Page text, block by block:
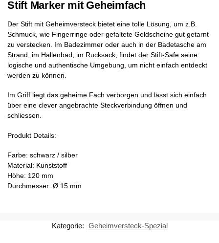
Stift Marker mit Geheimfach
Der Stift mit Geheimversteck bietet eine tolle Lösung, um z.B.
Schmuck, wie Fingerringe oder gefaltete Geldscheine gut getarnt
zu verstecken. Im Badezimmer oder auch in der Badetasche am
Strand, im Hallenbad, im Rucksack, findet der Stift-Safe seine
logische und authentische Umgebung, um nicht einfach entdeckt
werden zu können.
Im Griff liegt das geheime Fach verborgen und lässt sich einfach
über eine clever angebrachte Steckverbindung öffnen und
schliessen.
Produkt Details:
Farbe: schwarz / silber
Material: Kunststoff
Höhe: 120 mm
Durchmesser: Ø 15 mm
Kategorie: Geheimversteck-Spezial